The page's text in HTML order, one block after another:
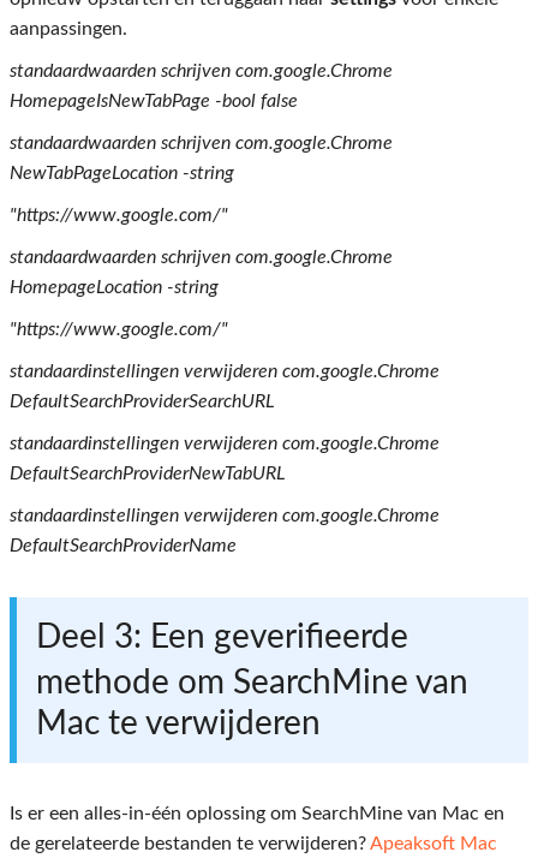
aanpassingen.
standaardwaarden schrijven com.google.Chrome
HomepageIsNewTabPage -bool false
standaardwaarden schrijven com.google.Chrome
NewTabPageLocation -string
"https://www.google.com/"
standaardwaarden schrijven com.google.Chrome
HomepageLocation -string
"https://www.google.com/"
standaardinstellingen verwijderen com.google.Chrome
DefaultSearchProviderSearchURL
standaardinstellingen verwijderen com.google.Chrome
DefaultSearchProviderNewTabURL
standaardinstellingen verwijderen com.google.Chrome
DefaultSearchProviderName
Deel 3: Een geverifieerde
methode om SearchMine van
Mac te verwijderen
Is er een alles-in-één oplossing om SearchMine van Mac en
de gerelateerde bestanden te verwijderen?Apeaksoft Mac